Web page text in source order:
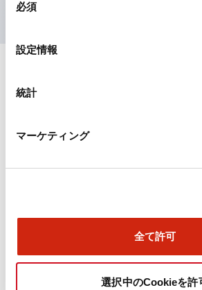
必須
設定情報
統計
マーケティング
全て許可
選択中のCookieを許
ドキュメントとファイル
カタログ CAD
ARN形モノレバースイッチ／CSシ
2025/08/28.PDF1.20MB